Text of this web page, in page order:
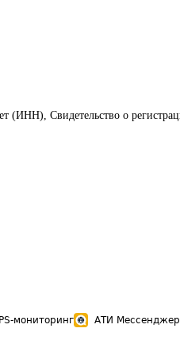
(ИНН), Свидетельство о
мониторинг АТИ Мессенджер